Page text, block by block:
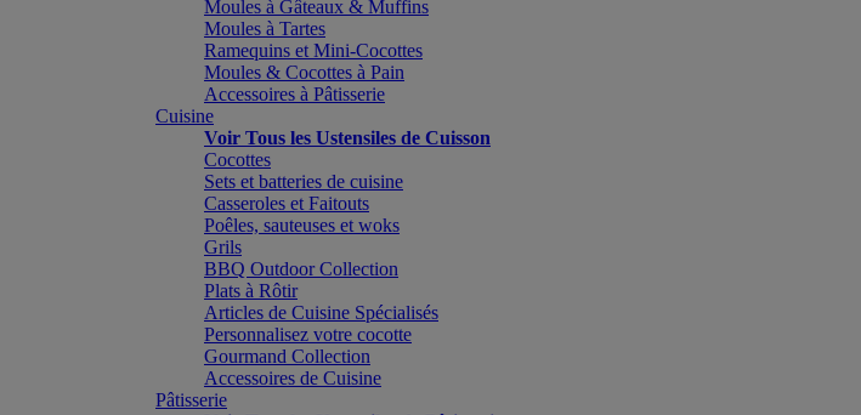
Moules à Gâteaux & Muffins
Moules à Tartes
Ramequins et Mini-Cocottes
Moules & Cocottes à Pain
Accessoires à Pâtisserie
Cuisine
Voir Tous les Ustensiles de Cuisson
Cocottes
Sets et batteries de cuisine
Casseroles et Faitouts
Poêles, sauteuses et woks
Grils
BBQ Outdoor Collection
Plats à Rôtir
Articles de Cuisine Spécialisés
Personnalisez votre cocotte
Gourmand Collection
Accessoires de Cuisine
Pâtisserie